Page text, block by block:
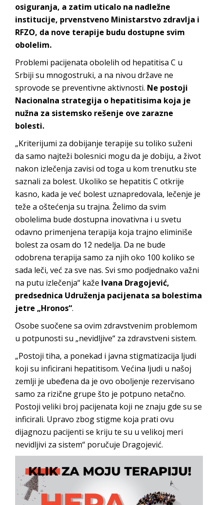
osiguranja, a zatim uticalo na nadležne
institucije, prvenstveno Ministarstvo zdravlja i
RFZO, da nove terapije budu dostupne svim
obolelim.
Problemi pacijenata obolelih od hepatitisa C u
Srbiji su mnogostruki, a na nivou države ne
sprovode se preventivne aktivnosti. Ne postoji
Nacionalna strategija o hepatitisima koja je
nužna za sistemsko rešenje ove zarazne
bolesti.
„Kriterijumi za dobijanje terapije su toliko suženi
da samo najteži bolesnici mogu da je dobiju, a život
nakon izlečenja zavisi od toga u kom trenutku ste
saznali za bolest. Ukoliko se hepatitis C otkrije
kasno, kada je već bolest uznapredovala, lečenje je
teže a oštećenja su trajna. Želimo da svim
obolelima bude dostupna inovativna i u svetu
odavno primenjena terapija koja trajno eliminiše
bolest za osam do 12 nedelja. Da ne bude
odobrena terapija samo za njih oko 100 koliko se
sada leči, već za sve nas. Svi smo podjednako važni
na putu izlečenja“ kaže Ivana Dragojević,
predsednica Udruženja pacijenata sa bolestima
jetre „Hronos“.
Osobe suočene sa ovim zdravstvenim problemom
u potpunosti su „nevidljive“ za zdravstveni sistem.
„Postoji tiha, a ponekad i javna stigmatizacija ljudi
koji su inficirani hepatitisom. Većina ljudi u našoj
zemlji je ubeđena da je ovo oboljenje rezervisano
samo za rizične grupe što je potpuno netačno.
Postoji veliki broj pacijenata koji ne znaju gde su se
inficirali. Upravo zbog stigme koja prati ovu
dijagnozu pacijenti se kriju te su u velikoj meri
nevidljivi za sistem“ poručuje Dragojević.